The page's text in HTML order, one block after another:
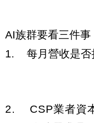
AI族群要看三件事
1. 每月營收是否
2. CSP業者資